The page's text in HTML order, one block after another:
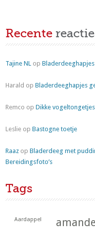
Recente
Tajine NL op
Harald opBladerdeeghapjes
Remco opDikke
Leslie opBastogne toetje
Raaz opBladerdeeg met
Bereidingsfoto’s
Tags
Aardappel